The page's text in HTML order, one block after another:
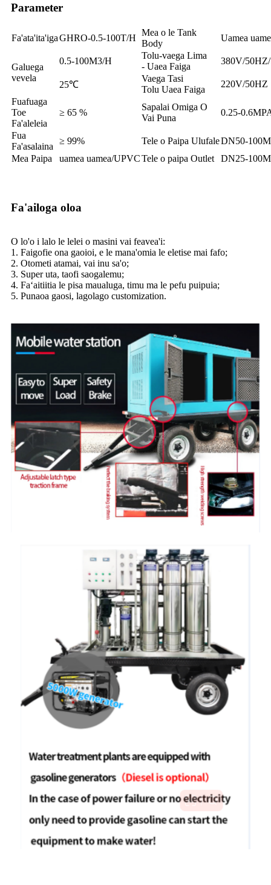
Parameter
Fa'ata'ita'igaGHRO-0.5-100T/H
Mea o le Tank
Body
Uamea
Galuega
vevela
0.5-100M3/H
Tolu-vaega Lima
- Uaea Faiga
380V/
25℃
Vaega Tasi
Tolu Uaea Faiga
220V/50HZ
Fuafuaga
Toe
Fa'aleleia
≥ 65 %
Sapalai Omiga O
Vai Puna
0.25-
Fua
Fa'asalaina
≥ 99% Tele o Paipa UlufaleDN50-
Mea Paipa
uamea uamea/UPVCTele o paipa Outlet DN25-
Fa'ailoga oloa
O lo'o i lalo le lelei o masini vai feavea'i:
1. Faigofie ona gaoioi, e le mana'omia le eletise mai fafo;
2. Otometi atamai, vai inu sa'o;
3. Super uta, taofi saogalemu;
4. Faʻaitiitia le pisa maualuga, timu ma le pefu puipuia;
5. Punaoa gaosi, lagolago customization.